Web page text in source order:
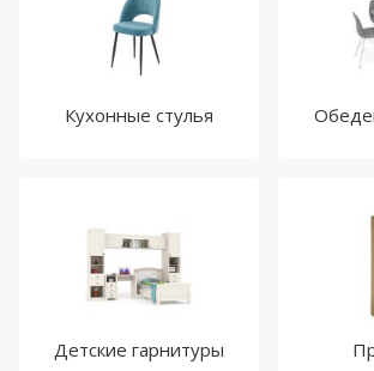
Кухонные стулья
Детские гарнитуры